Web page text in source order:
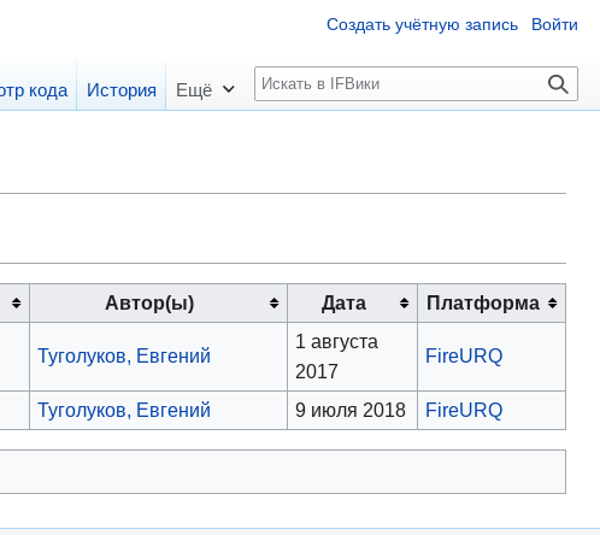
Автор(ы) Дата Платформа
Туголуков, Евгений
1 августа
2017
FireURQ
Туголуков, Евгений 9 июля 2018 FireURQ
Создать учётную запись Войти
кода История Ещё
П
о
к